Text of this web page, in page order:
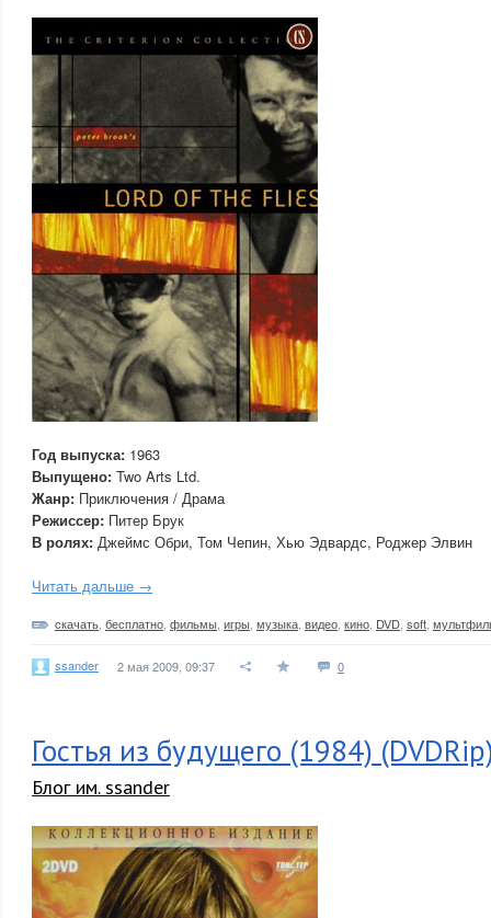
Год выпуска: 1963
Выпущено: Two Arts Ltd.
Жанр: Приключения / Драма
Режиссер: Питер Брук
В ролях: Джеймс Обри, Том Чепин, Хью Эдвардс, Роджер Элвин
Читать дальше →
скачать бесплатно фильмы игры музыка видео кино DVD soft
ssander 2 мая 2009, 09:37 0
Гостья из будущего (1984)
Блог им. ssander